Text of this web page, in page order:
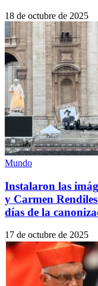
18 de octubre de 2025
Mundo
Instalaron las
y Carmen
días de la
17 de octubre de 2025